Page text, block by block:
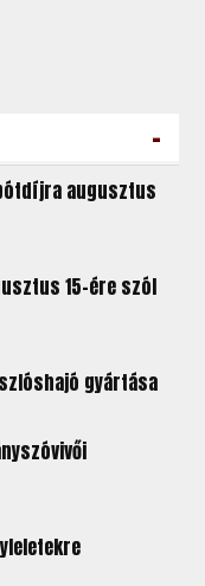
-
augusztus
15-ére szól
gyártása